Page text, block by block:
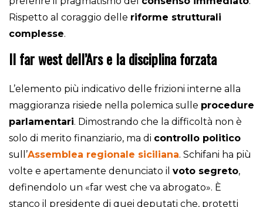
Rispetto al coraggio delle riforme strutturali
complesse.
Il far west dell’Ars e la disciplina forzata
L’elemento più indicativo delle frizioni interne alla
maggioranza risiede nella polemica sulle procedure
parlamentari. Dimostrando che la difficoltà non è
solo di merito finanziario, ma di controllo politico
sull’Assemblea regionale siciliana. Schifani ha più
volte e apertamente denunciato il voto segreto,
definendolo un «far west che va abrogato». È
stanco il presidente di quei deputati che, protetti